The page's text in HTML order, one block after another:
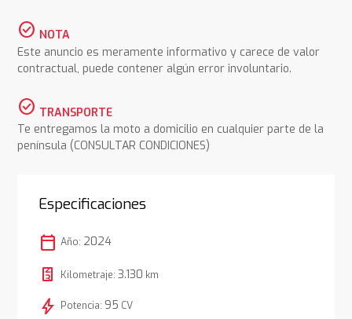
check_circle NOTA
Este anuncio es meramente informativo y carece de valor
contractual, puede contener algún error involuntario.
check_circle TRANSPORTE
Te entregamos la moto a domicilio en cualquier parte de la
península (CONSULTAR CONDICIONES)
Especificaciones
calendar_today Año: 2024
Kilometraje: 3.130 km
bolt Potencia: 95 CV